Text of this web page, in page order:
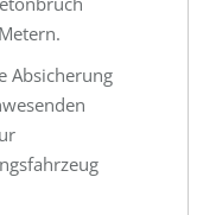
Absicherung